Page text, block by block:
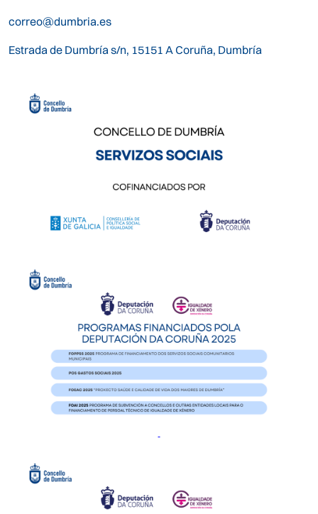
correo@dumbria.es
Estrada de Dumbría s/n, 15151 A Coruña, Dumbría